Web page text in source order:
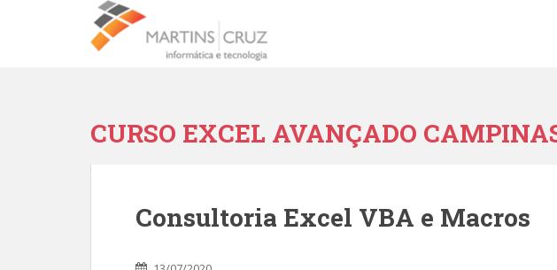
CURSO EXCEL AVANÇADO
Consultoria Excel VBA e Macros